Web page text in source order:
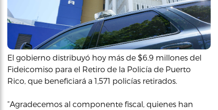
El gobierno distribuyó hoy más de $6.9 millones del
Fideicomiso para el Retiro de la Policía de Puerto
Rico, que beneficiará a 1,571 policías retirados.
“Agradecemos al componente fiscal, quienes han